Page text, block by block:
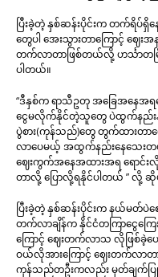
ပြီးခဲ့တဲ့ နှစ်ဆန်းပိုင်းက တက်ရိပ်ရှိ
တွေပါ အေးသွားတာကြောင့် ဈေး
တက်လာတာဖြစ်တယ်လို့ ဟင်္သာတမ
ပါတယ်။
“ဒီနှစ်က ရာသီဥတု အခြေအနေအရ
ငွေမလိုက်နိုင်တဲ့သူတွေ ပဲထွက်နည်း
ပွဲစား(ကုန်သည်)တွေ တွက်ထားတ
လာပေမယ့် အထွက်နည်းနေသေးတ
ဈေးကွက်အနေအထားအရ ရောင်း
တာလို့ ပြောလို့ရနိုင်ပါတယ် ” လို့
ပြီးခဲ့တဲ့ နှစ်ဆန်းပိုင်းက နယ်မတ်ပဲဈ
တက်လာချိန်က နိုင်ငံတကြာငွေကြေ
ကြောင့် ဈေးတက်လာသ လိုဖြစ်ခဲ့
ဝယ်လိုအားကြောင့် ဈေးတက်လာတ
ကုန်သည်တဦးကလည်း မှတ်ချက်ပ